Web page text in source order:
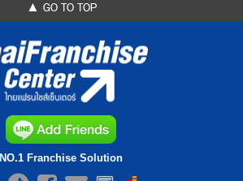
▲ GO TO TOP
NO.1 Franchise Solution